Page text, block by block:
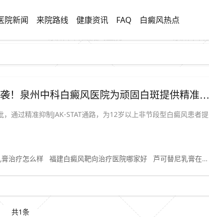
院新闻 来院路线 健康资讯 FAQ 白癜风热点
「靶向新药新突破」磷酸芦可替尼乳膏来袭！泉州中科白癜风医院为顽固白斑提供精准治疗新选择
通过精准抑制JAK-STAT通路，为12岁以上非节段型白癜风患者提
治疗怎么样 福建白癜风靶向治疗医院哪家好 芦可替尼乳膏在泉州哪里可以买到
共1条